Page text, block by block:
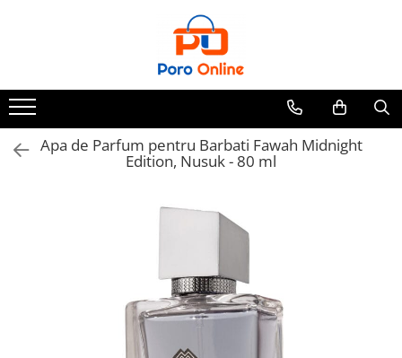
Clone
Parfum Barbati
Parfum Femei
Apa de Parfum pentru Barbati Fawah Midnight
Edition, Nusuk - 80 ml